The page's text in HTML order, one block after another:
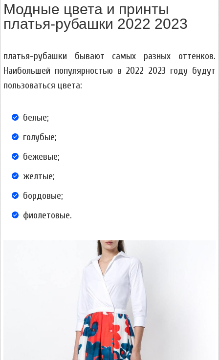
Модные цвета и принты
платья-рубашки 2022 2023
платья-рубашки бывают самых разных оттенков.
Наибольшей популярностью в 2022 2023 году будут
пользоваться цвета:
белые;
голубые;
бежевые;
желтые;
бордовые;
фиолетовые.